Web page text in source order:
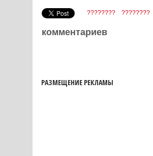
???????? ????????
комментариев
РАЗМЕЩЕНИЕ РЕКЛАМЫ